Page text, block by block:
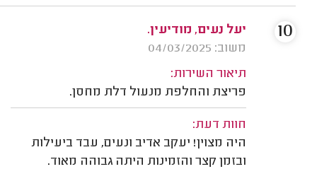
יעל נעים, מודיעין.
משוב: 04/03/2025
תיאור השירות:
פריצת והחלפת מנעול דלת מחסן.
חוות דעת:
היה מצוין! יעקב אדיב ונעים, עבד ביעילות
ובזמן קצר והזמינות היתה גבוהה מאוד.
10